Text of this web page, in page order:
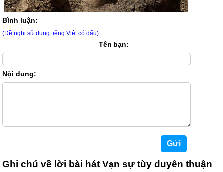
Bình luận:
(Đề nghị sử dụng tiếng Việt có dấu)
Tên bạn:
Nội dung:
Ghi chú về lời bài hát Vạn sự tùy duyên thuận